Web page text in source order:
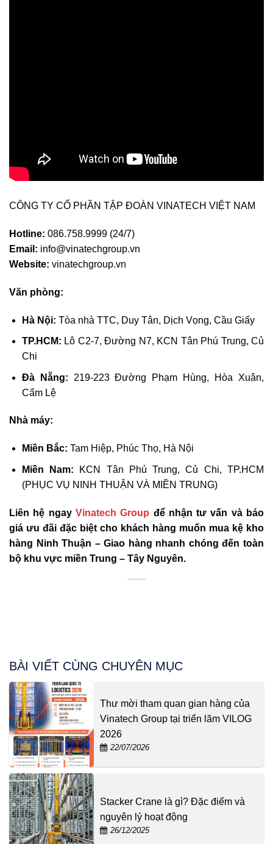
CÔNG TY CỔ PHẦN TẬP ĐOÀN VINATECH VIỆT NAM
Hotline: 086.758.9999 (24/7)
Email: info@vinatechgroup.vn
Website: vinatechgroup.vn
Văn phòng:
Hà Nội: Tòa nhà TTC, Duy Tân, Dịch Vọng, Cầu Giấy
TP.HCM: Lô C2-7, Đường N7, KCN Tân Phú Trung, Củ
Chi
Đà Nẵng: 219-223 Đường Phạm Hùng, Hòa Xuân,
Cẩm Lệ
Nhà máy:
Miền Bắc: Tam Hiệp, Phúc Thọ, Hà Nội
Miền Nam: KCN Tân Phú Trung, Củ Chi, TP.HCM
(PHỤC VỤ NINH THUẬN VÀ MIỀN TRUNG)
Liên hệ ngay Vinatech Group để nhận tư vấn và báo
giá ưu đãi đặc biệt cho khách hàng muốn mua kệ kho
hàng Ninh Thuận – Giao hàng nhanh chóng đến toàn
bộ khu vực miền Trung – Tây Nguyên.
BÀI VIẾT CÙNG CHUYÊN MỤC
Thư mời tham quan gian hàng của
Vinatech Group tại triển lãm VILOG
2026
22/07/2026
Stacker Crane là gì? Đặc điểm và
nguyên lý hoạt động
26/12/2025